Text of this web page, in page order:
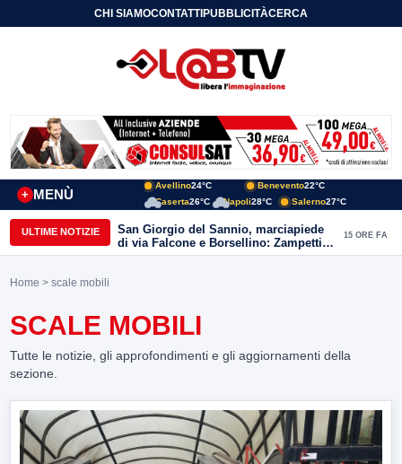
CHI SIAMOCONTATTIPUBBLICITÀCERCA
MENÙ
+
Avellino24°C Benevento22°C
Caserta26°C Napoli28°C Salerno27°C
ULTIME NOTIZIE
San Giorgio del Sannio, marciapiede
di via Falcone e Borsellino: Zampetti e
Lombardi replicano alle polemiche
15 ORE FA
Home > scale mobili
SCALE MOBILI
Tutte le notizie, gli approfondimenti e gli aggiornamenti della
sezione.